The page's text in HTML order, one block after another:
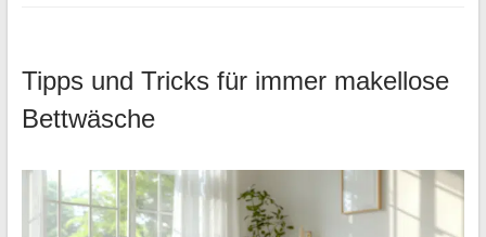
Tipps und Tricks für immer makellose
Bettwäsche